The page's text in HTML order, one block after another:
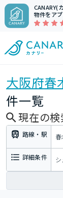
CANARY(
物件をア
大阪府春
件一覧
現在の
路線・駅
詳細条件